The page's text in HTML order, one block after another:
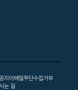
지이메일무단수집거부
는 길